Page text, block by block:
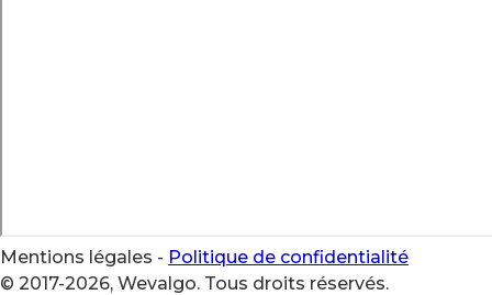
Mentions légales - Politique de confidentialité
© 2017-2026, Wevalgo. Tous droits réservés.